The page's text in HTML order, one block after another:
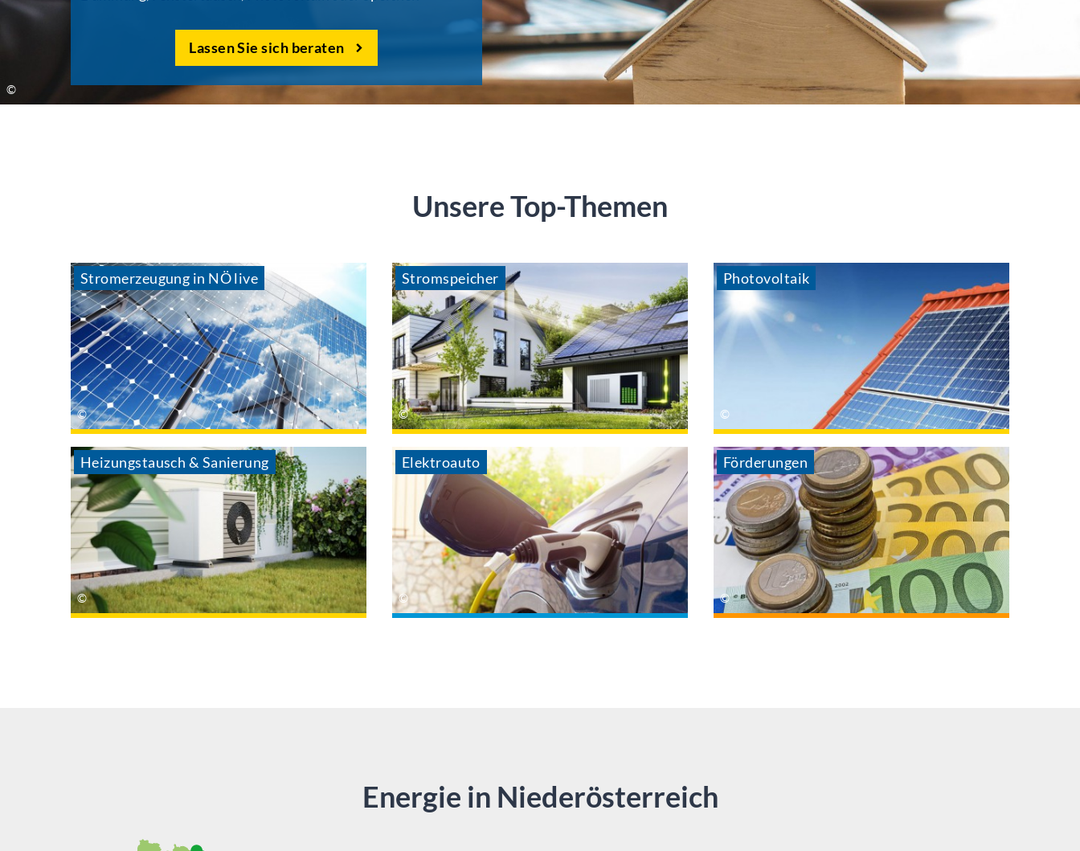
Lassen Sie sich beraten
Unsere Top-Themen
Stromerzeugung in NÖ live Stromspeicher Photovoltaik
Heizungstausch & Sanierung Elektroauto Förderungen
Energie in Niederösterreich